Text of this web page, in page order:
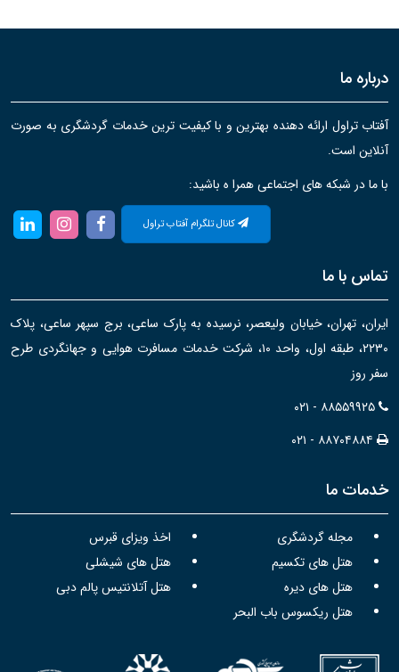
درباره ما
آفتاب تراول ارائه دهنده بهترین و با کیفیت ترین خدمات گردشگری به صورت
آنلاین است.
با ما در شبکه های اجتماعی همرا ه باشید:
کانال تلگرام آفتاب تراول
تماس با ما
ایران، تهران، خیابان ولیعصر، نرسیده به پارک ساعی، برج سپهر ساعی، پلاک
۲۲۳۰، طبقه اول، واحد ۱۰، شرکت خدمات مسافرت هوایی و جهانگردی طرح
سفر روز
۰۲۱ - ۸۸۵۵۹۹۲۵
۰۲۱ - ۸۸۷۰۴۸۸۴
خدمات ما
مجله گردشگری
اخذ ویزای قبرس
هتل های تکسیم
هتل های شیشلی
هتل های دیره
هتل آتلانتیس پالم دبی
هتل ریکسوس باب البحر